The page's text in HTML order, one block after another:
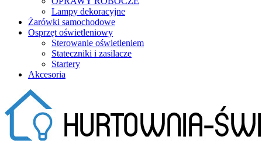
Lampy dekoracyjne
Żarówki samochodowe
Osprzęt oświetleniowy
Sterowanie oświetleniem
Stateczniki i zasilacze
Startery
Akcesoria